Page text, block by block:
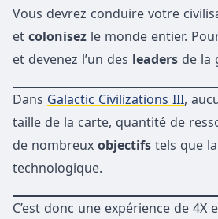
Vous devrez conduire votre
et colonisez le monde entier.
et devenez l’un des leaders de la
Dans Galactic Civilizations III,
taille de la carte, quantité de
de nombreux objectifs tels que
technologique.
C’est donc une expérience de 4X